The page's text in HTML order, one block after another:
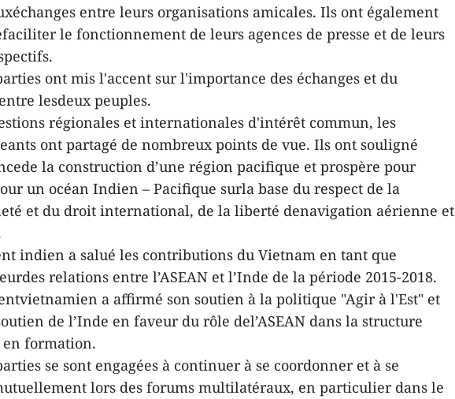
entre leurs organisations amicales. Ils ont également
le fonctionnement de leurs agences de presse et de leurs
ont mis l'accent sur l'importance des échanges et du
lesdeux peuples.
régionales et internationales d'intérêt commun, les
ont partagé de nombreux points de vue. Ils ont souligné
la construction d’une région pacifique et prospère pour
un océan Indien – Pacifique surla base du respect de la
et du droit international, de la liberté denavigation aérienne et
indien a salué les contributions du Vietnam en tant que
relations entre l’ASEAN et l’Inde de la période 2015-2018.
a affirmé son soutien à la politique "Agir à l'Est" et
de l’Inde en faveur du rôle del’ASEAN dans la structure
formation.
se sont engagées à continuer à se coordonner et à se
lors des forums multilatéraux, en particulier dans le